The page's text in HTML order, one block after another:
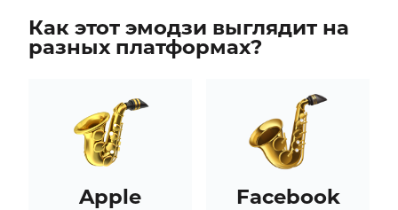
Как этот эмодзи выглядит на
разных платформах?
Apple Facebook